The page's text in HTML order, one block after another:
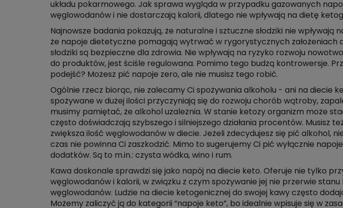
układu pokarmowego. Jak sprawa wygląda w przypadku gazowanych
węglowodanów i nie dostarczają kalorii, dlatego nie wpływają na dietę
Najnowsze badania pokazują, że naturalne i sztuczne słodziki nie
że napoje dietetyczne pomagają wytrwać w rygorystycznych założeniach
słodziki są bezpieczne dla zdrowia. Nie wpływają na ryzyko rozwoju
do produktów, jest ściśle regulowana. Pomimo tego budzą kontrowersje.
podejść? Możesz pić napoje zero, ale nie musisz tego robić.
Ogólnie rzecz biorąc, nie zalecamy Ci spożywania alkoholu - ani na diecie
spożywane w dużej ilości przyczyniają się do rozwoju chorób wątroby,
musimy pamiętać, że alkohol uzależnia. W stanie ketozy organizm może
często doświadczają szybszego i silniejszego działania procentów. Musisz
zwiększa ilość węglowodanów w diecie. Jeżeli zdecydujesz się pić alkohol,
czas nie powinna Ci zaszkodzić. Mimo to sugerujemy Ci pić wyłącznie
dodatków. Są to m.in.: czysta wódka, wino i rum.
Kawa doskonale sprawdzi się jako napój na diecie keto. Oferuje nie tylko
węglowodanów i kalorii, w związku z czym spożywanie jej nie przerwie
węglowodanów. Ludzie na diecie ketogenicznej do swojej kawy często
Możemy zaliczyć ją do kategorii “napoje keto”, bo idealnie wpisuje się w